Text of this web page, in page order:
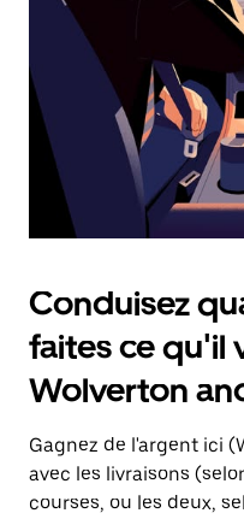
d'échappement
pour
fermer
calendrier.
Conduisez
faites ce qu'il
Wolverton
Gagnez de l'argent ici
avec les livraisons
courses, ou les deux,